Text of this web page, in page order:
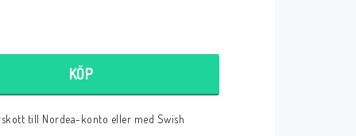
KÖP
till Nordea-konto eller med Swish